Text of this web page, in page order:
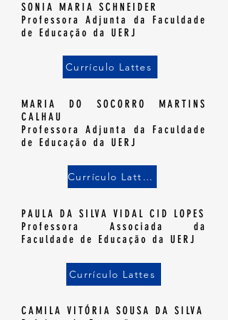
SONIA MARIA SCHNEIDER
Professora Adjunta da Faculdade
de Educação da UERJ
Currículo Lattes
MARIA DO SOCORRO MARTINS
CALHAU
Professora Adjunta da Faculdade
de Educação da UERJ
Currículo Lattes
PAULA DA SILVA VIDAL CID LOPES
Professora Associada da
Faculdade de Educação da UERJ
Currículo Lattes
CAMILA VITÓ RIA SOUSA DA SILVA
Bolsista de Extensão​;